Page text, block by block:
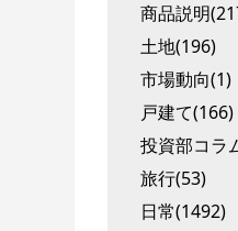
商品説明
土地(196)
市場動向(1)
戸建て(166)
投資部コラ
旅行(53)
日常(1492)